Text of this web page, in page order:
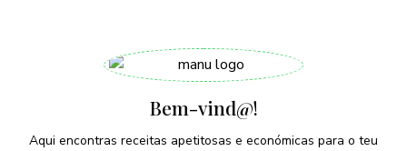
Bem-vind@!
Aqui encontras receitas apetitosas e económicas para o teu